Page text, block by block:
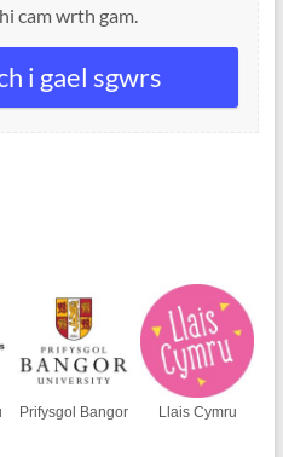
cam wrth gam.
i gael sgwrs
Prifysgol Bangor Llais Cymru